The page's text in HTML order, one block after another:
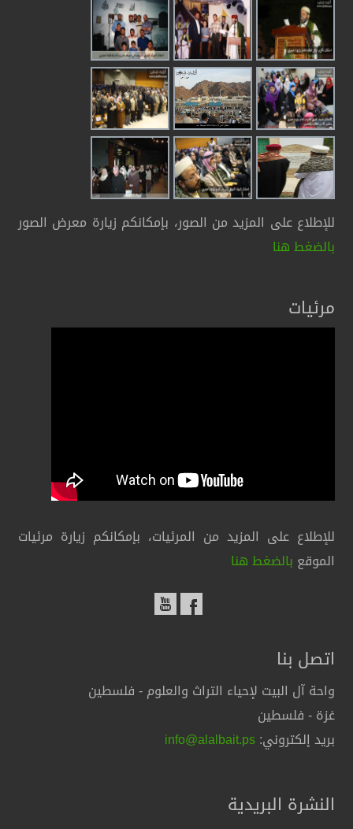
للإطلاع على المزيد من الصور، بإمكانكم زيارة معرض الصور
بالضغط هنا
مرئيات
للإطلاع على المزيد من المرئيات، بإمكانكم زيارة مرئيات
الموقع بالضغط هنا
اتصل بنا
واحة آل البيت لإحياء التراث والعلوم - فلسطين
غزة - فلسطين
بريد إلكتروني:info@alalbait.ps
النشرة البريدية